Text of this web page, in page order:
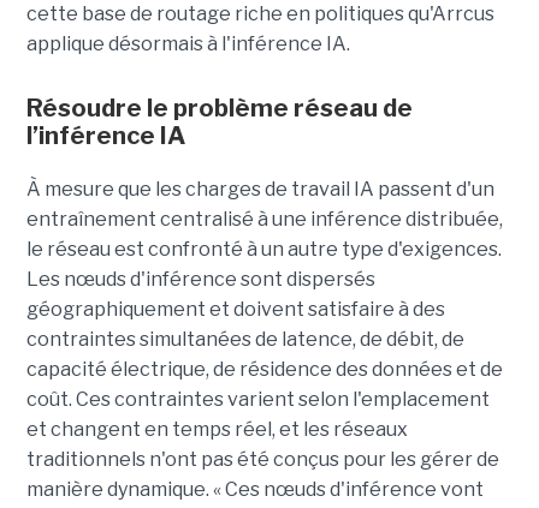
cette base de routage riche en politiques qu'Arrcus
applique désormais à l'inférence IA.
Résoudre le problème réseau de
l’inférence IA
À mesure que les charges de travail IA passent d'un
entraînement centralisé à une inférence distribuée,
le réseau est confronté à un autre type d'exigences.
Les nœuds d'inférence sont dispersés
géographiquement et doivent satisfaire à des
contraintes simultanées de latence, de débit, de
capacité électrique, de résidence des données et de
coût. Ces contraintes varient selon l'emplacement
et changent en temps réel, et les réseaux
traditionnels n'ont pas été conçus pour les gérer de
manière dynamique. « Ces nœuds d'inférence vont